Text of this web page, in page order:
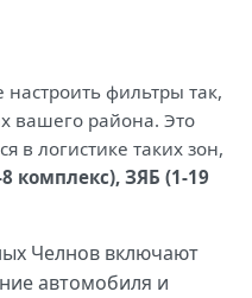
фильтры так,
вашего района. Это
в логистике таких зон,
комплекс), ЗЯБ (1-19
Челнов включают
автомобиля и